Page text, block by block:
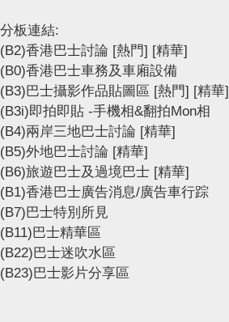
分板連結:
(B2)香港巴士討論 [熱門] [精華]
(B0)香港巴士車務及車廂設備
(B3)巴士攝影作品貼圖區 [熱門] [精華]
(B3i)即拍即貼 -手機相&翻拍Mon相
(B4)兩岸三地巴士討論 [精華]
(B5)外地巴士討論 [精華]
(B6)旅遊巴士及過境巴士 [精華]
(B1)香港巴士廣告消息/廣告車行踪
(B7)巴士特別所見
(B11)巴士精華區
(B22)巴士迷吹水區
(B23)巴士影片分享區